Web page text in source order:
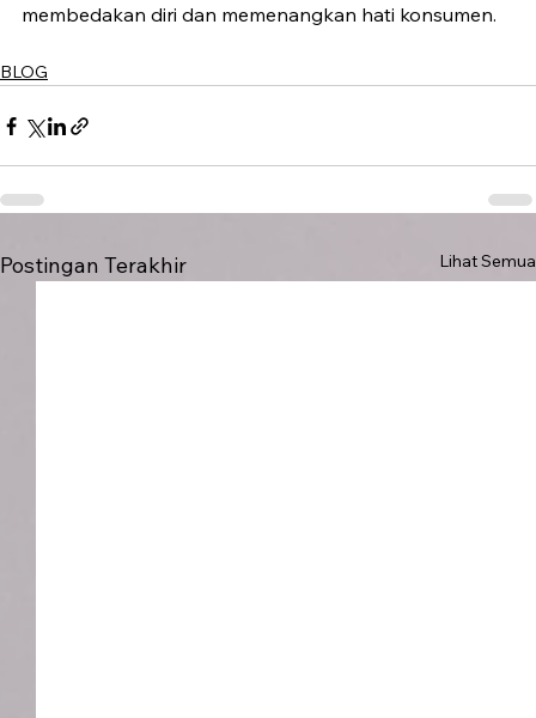
membedakan diri dan memenangkan hati konsumen.
BLOG
Postingan Terakhir Lihat Semua